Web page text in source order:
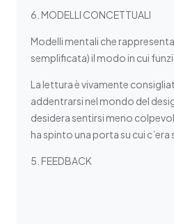
6. MODELLI CONCETTUALI
Modelli mentali che
semplificata) il modo in cui
La lettura è vivamente
addentrarsi nel mondo del
desidera sentirsi meno
ha spinto una porta su cui c’era
5. FEEDBACK